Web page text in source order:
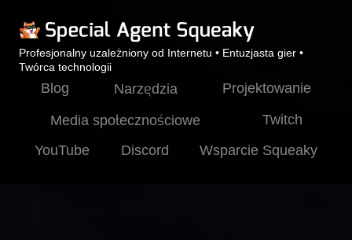
Profesjonalny uzależniony od Internetu • Entuzjasta gier •
Twórca technologii
Blog Narzędzia Projektowanie
Media społecznościowe
Twitch
YouTube
Discord Wsparcie Squeaky